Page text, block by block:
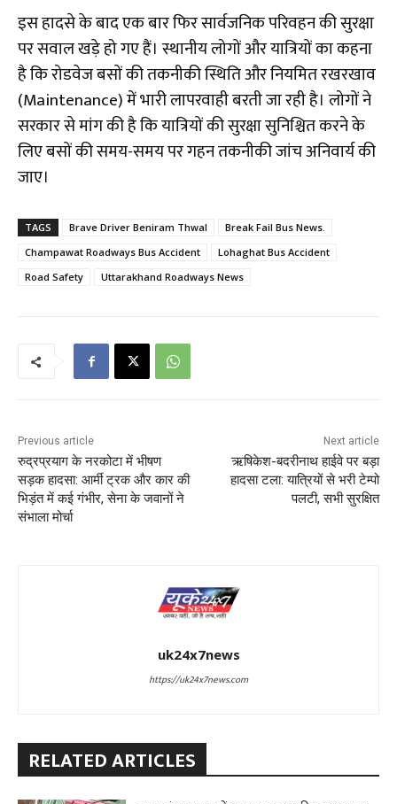
​इस हादसे के बाद एक बार फिर सार्वजनिक परिवहन की सुरक्षा
पर सवाल खड़े हो गए हैं। स्थानीय लोगों और यात्रियों का कहना
है कि रोडवेज बसों की तकनीकी स्थिति और नियमित रखरखाव
(Maintenance) में भारी लापरवाही बरती जा रही है। लोगों ने
सरकार से मांग की है कि यात्रियों की सुरक्षा सुनिश्चित करने के
लिए बसों की समय-समय पर गहन तकनीकी जांच अनिवार्य की
जाए।
TAGS Brave Driver Beniram Thwal
Break Fail Bus News.
Champawat Roadways Bus Accident
Lohaghat Bus Accident
Road Safety
Uttarakhand Roadways News
Previous article
रुद्रप्रयाग के नरकोटा में भीषण
सड़क हादसा: आर्मी ट्रक और कार की
भिड़ंत में कई गंभीर, सेना के जवानों ने
संभाला मोर्चा
Next article
ऋषिकेश-बदरीनाथ हाईवे पर बड़ा
हादसा टला: यात्रियों से भरी टेम्पो
पलटी, सभी सुरक्षित
uk24x7news
https://uk24x7news.com
RELATED ARTICLES